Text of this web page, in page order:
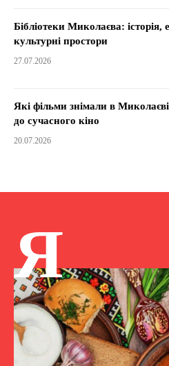
Бібліотеки Миколаєва: історія,
культурні простори
27.07.2026
Які фільми знімали в
до сучасного кіно
20.07.2026
Я